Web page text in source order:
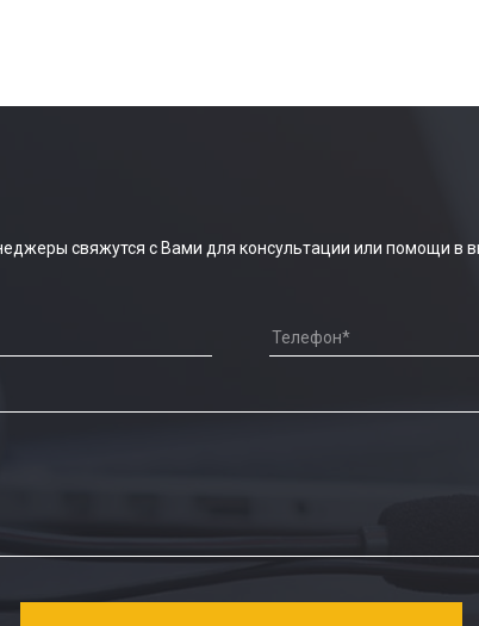
свяжутся с Вами для консультации или помощи в